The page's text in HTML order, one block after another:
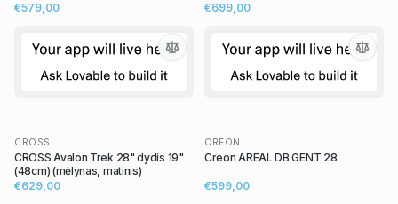
€579,00 €699,00
CROSS
CROSS Avalon Trek 28" dydis 19"
(48cm) (mėlynas, matinis)
€629,00
CREON
Creon AREAL DB GENT 28
€599,00